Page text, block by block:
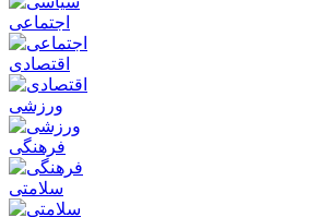
اجتماعی
اقتصادی
ورزشی
فرهنگی
سلامتی